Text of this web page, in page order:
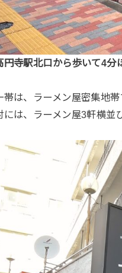
円寺駅北口から歩いて4分
帯は、ラーメン屋密集地帯
には、ラーメン屋3軒横並